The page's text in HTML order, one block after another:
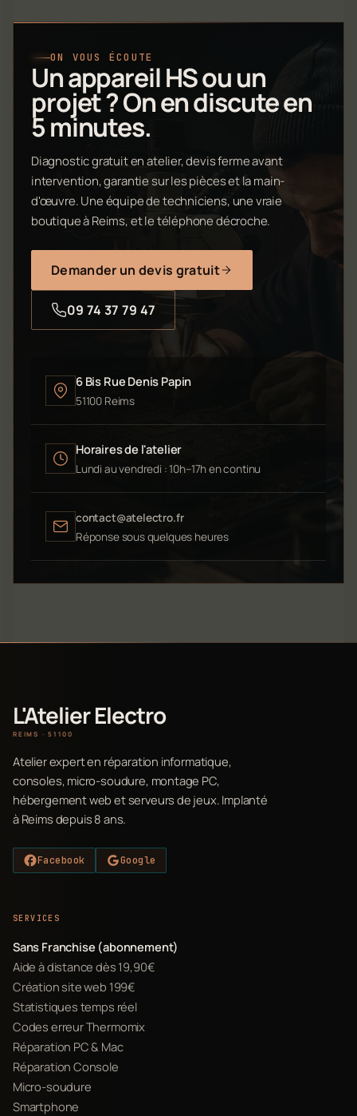
ON VOUS ÉCOUTE
Un appareil HS ou un
projet ? On en discute en
5 minutes.
Diagnostic gratuit en atelier, devis ferme avant
intervention, garantie sur les pièces et la main-
d'œuvre. Une équipe de techniciens, une vraie
boutique à Reims, et le téléphone décroche.
Demander un devis gratuit
09 74 37 79 47
6 Bis Rue Denis Papin
51100 Reims
Horaires de l'atelier
Lundi au vendredi : 10h–17h en continu
contact@atelectro.fr
Réponse sous quelques heures
L'Atelier Electro
REIMS · 51100
Atelier expert en réparation informatique,
consoles, micro-soudure, montage PC,
hébergement web et serveurs de jeux. Implanté
à Reims depuis 8 ans.
Facebook Google
SERVICES
Sans Franchise (abonnement)
Aide à distance dès 19,90€
Création site web 199€
Statistiques temps réel
Codes erreur Thermomix
Réparation PC & Mac
Réparation Console
Micro-soudure
Smartphone